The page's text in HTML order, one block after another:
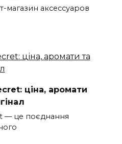
магазин аксессуаров
ціна, аромати
— це поєднання